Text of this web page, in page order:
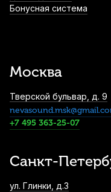
Бонусная система
Москва
Тверской бульвар, д. 9
+7 495 363-25-07
Санкт-
ул. Глинки, д.3